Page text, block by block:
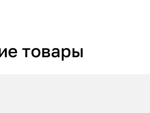
товары